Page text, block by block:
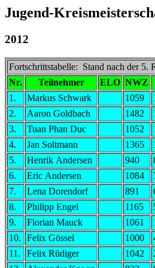
Jugend-
2012
Fortschrittstabelle: Stand nach der 5.
Nr.
Teilnehmer ELO NWZ
1.
Markus Schwark 1059
2.
Aaron Goldbach 1482
3.
Tuan Phan Duc 1052
4.
Jan Soltmann 1365
5.
Henrik Andersen 940
6.
Eric Andersen 1084
7.
Lena Dorendorf 891
8.
Philipp Engel 1165
9.
Florian Mauck 1061
10.
Felix Gössel 1000
11.
Felix Rüdiger 1042